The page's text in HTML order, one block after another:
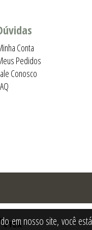
em nosso site, você está
Conta
Pedidos
Conosco